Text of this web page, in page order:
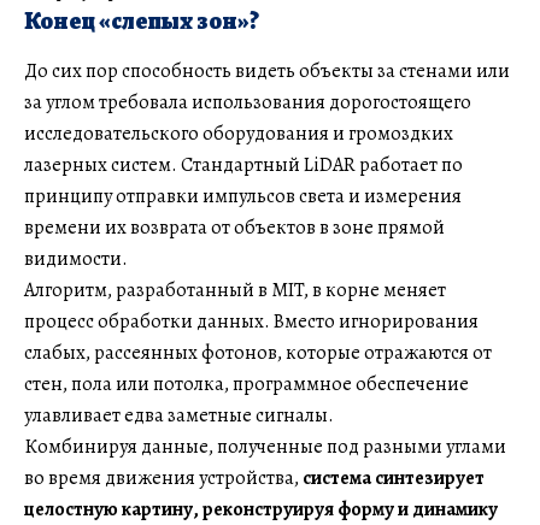
Конец «слепых зон»?
До сих пор способность видеть объекты за стенами или
за углом требовала использования дорогостоящего
исследовательского оборудования и громоздких
лазерных систем. Стандартный LiDAR работает по
принципу отправки импульсов света и измерения
времени их возврата от объектов в зоне прямой
видимости.
Алгоритм, разработанный в MIT, в корне меняет
процесс обработки данных. Вместо игнорирования
слабых, рассеянных фотонов, которые отражаются от
стен, пола или потолка, программное обеспечение
улавливает едва заметные сигналы.
Комбинируя данные, полученные под разными углами
во время движения устройства, система синтезирует
целостную картину, реконструируя форму и динамику